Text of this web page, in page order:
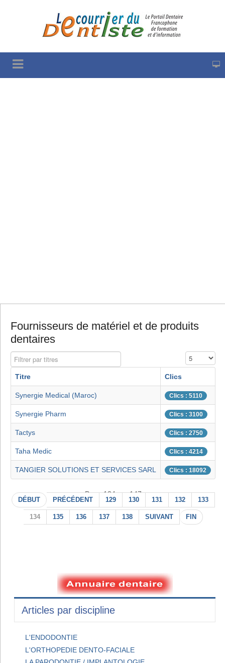
Fournisseurs de matériel et de produits
dentaires
Filtrer par titres Affichage #
Titre Clics
Synergie Medical (Maroc) Clics : 5110
Synergie Pharm Clics : 3100
Tactys Clics : 2750
Taha Medic Clics : 4214
TANGIER SOLUTIONS ET SERVICES SARL Clics : 18092
Page 134 sur 147
DÉBUT PRÉCÉDENT 129 130 131 132 133
134 135 136 137 138 SUIVANT FIN
Articles par discipline
L'ENDODONTIE
L'ORTHOPEDIE DENTO-FACIALE